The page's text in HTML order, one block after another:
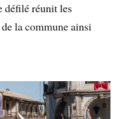
défilé réunit les
la commune ainsi